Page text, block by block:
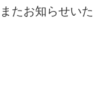
たお知らせいた